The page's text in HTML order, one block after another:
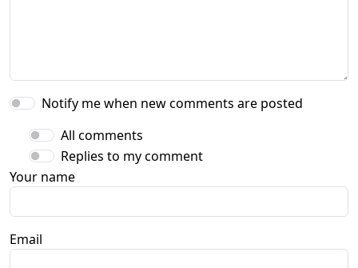
Notify me when new comments are posted
All comments
Replies to my comment
Your name
Email